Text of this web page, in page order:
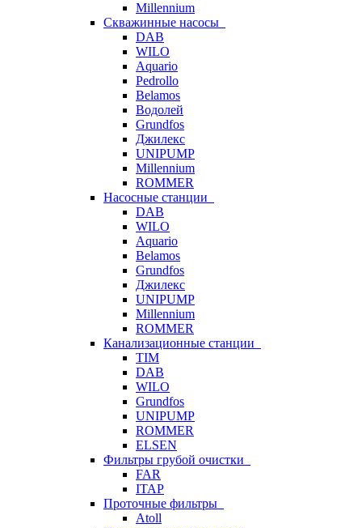
Millennium
Скважинные насосы
DAB
WILO
Aquario
Pedrollo
Belamos
Водолей
Grundfos
Джилекс
UNIPUMP
Millennium
ROMMER
Насосные станции
DAB
WILO
Aquario
Belamos
Grundfos
Джилекс
UNIPUMP
Millennium
ROMMER
Канализационные станции
TIM
DAB
WILO
Grundfos
UNIPUMP
ROMMER
ELSEN
Фильтры грубой очистки
FAR
ITAP
Проточные фильтры
Atoll